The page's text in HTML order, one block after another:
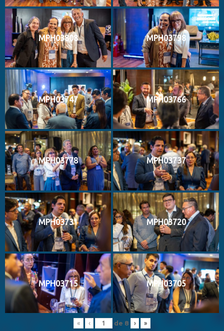
MPH03808 MPH03798
MPH03747 MPH03766
MPH03778 MPH03737
MPH03731 MPH03720
MPH03715 MPH03705
« ‹ de 8 › »